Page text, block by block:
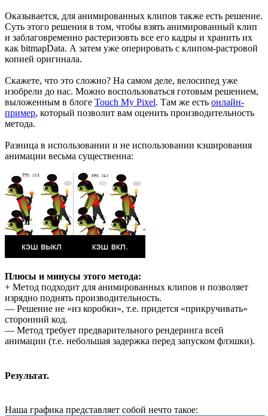
Оказывается, для анимированных клипов также есть решение.
Суть этого решения в том, чтобы взять анимированный клип
и заблаговременно растеризовть все его кадры и хранить их
как bitmapData. А затем уже оперировать с клипом-растровой
копией оригинала.
Скажете, что это сложно? На самом деле, велосипед уже
изобрели до нас. Можно воспользоваться готовым решением,
выложенным в блоге Touch My Pixel. Там же есть онлайн-
пример, который позволит вам оценить производительность
метода.
Разница в использовании и не использовании кэширования
анимации весьма существенна:
Плюсы и минусы этого метода:
+ Метод подходит для анимированных клипов и позволяет
изрядно поднять производительность.
— Решение не «из коробки», т.е. придется «прикручивать»
сторонний код.
— Метод требует предварительного рендеринга всей
анимации (т.е. небольшая задержка перед запуском флэшки).
Результат.
Наша графика представляет собой нечто такое: